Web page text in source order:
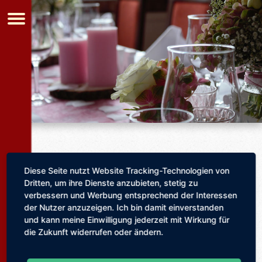
Unsere Termine
Bitte denken Sie an Ihre rechtzeitige
Diese Seite nutzt Website Tracking-Technologien von
Dritten, um ihre Dienste anzubieten, stetig zu
verbessern und Werbung entsprechend der Interessen
der Nutzer anzuzeigen. Ich bin damit einverstanden
und kann meine Einwilligung jederzeit mit Wirkung für
die Zukunft widerrufen oder ändern.